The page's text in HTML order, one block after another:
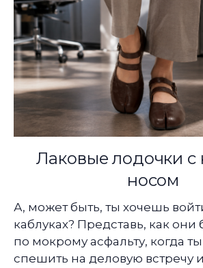
Лаковые лодочки с
носом
А, может быть, ты хочешь
каблуках? Представь, как они
по мокрому асфальту, когда
спешить на деловую встречу